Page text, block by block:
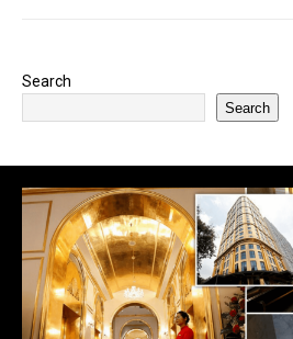
Search
Search